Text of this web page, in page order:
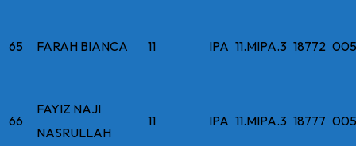
65 FARAH BIANCA 11 IPA 11.MIPA.3 18772
66
FAYIZ NAJI
NASRULLAH
11 IPA 11.MIPA.3 18777